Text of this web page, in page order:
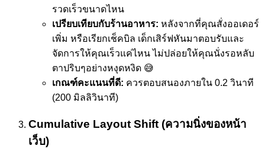
รวดเร็วขนาดไหน
เปรียบเทียบกับร้านอาหาร: หลังจากที่คุณสั่งออเดอร์
เพิ่ม หรือเรียกเช็คบิล เด็กเสิร์ฟหันมาตอบรับและ
จัดการให้คุณเร็วแค่ไหน ไม่ปล่อยให้คุณนั่งรอหลับ
ตาปริบๆอย่างหงุดหงิด 😅
เกณฑ์คะแนนที่ดี: ควรตอบสนองภายใน 0.2 วินาที
(200 มิลลิวินาที)
Cumulative Layout Shift (ความนิ่งของหน้า
เว็บ)